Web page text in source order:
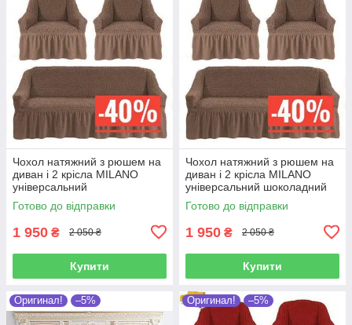
Чохол натяжний з рюшем на
диван і 2 крісла MILANO
універсальний
Готово до відправки
1 950 ₴ 2 050 ₴
Купити
Чохол натяжний з рюшем на
диван і 2 крісла MILANO
універсальний шоколадний
Готово до відправки
1 950 ₴ 2 050 ₴
Купити
Оригинал! –5% Оригинал! –5%